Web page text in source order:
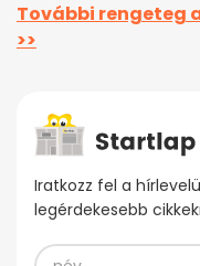
További rengeteg
>>
Iratkozz fel a
legérdekesebb